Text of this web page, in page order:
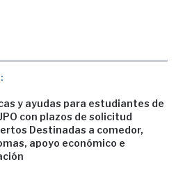
y ayudas para estudiantes de
con plazos de solicitud
Destinadas a comedor,
apoyo económico e